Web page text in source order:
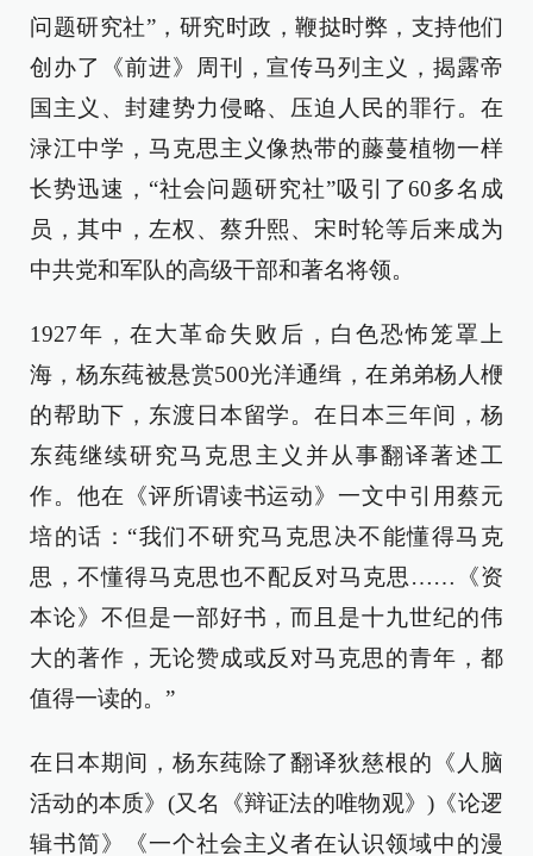
问题研究社”，研究时政，鞭挞时弊，支持他们
创办了《前进》周刊，宣传马列主义，揭露帝
国主义、封建势力侵略、压迫人民的罪行。在
渌江中学，马克思主义像热带的藤蔓植物一样
长势迅速，“社会问题研究社”吸引了60多名成
员，其中，左权、蔡升熙、宋时轮等后来成为
中共党和军队的高级干部和著名将领。
1927年，在大革命失败后，白色恐怖笼罩上
海，杨东莼被悬赏500光洋通缉，在弟弟杨人楩
的帮助下，东渡日本留学。在日本三年间，杨
东莼继续研究马克思主义并从事翻译著述工
作。他在《评所谓读书运动》一文中引用蔡元
培的话：“我们不研究马克思决不能懂得马克
思，不懂得马克思也不配反对马克思……《资
本论》不但是一部好书，而且是十九世纪的伟
大的著作，无论赞成或反对马克思的青年，都
值得一读的。”
在日本期间，杨东莼除了翻译狄慈根的《人脑
活动的本质》(又名《辩证法的唯物观》)《论逻
辑书简》《一个社会主义者在认识领域中的漫